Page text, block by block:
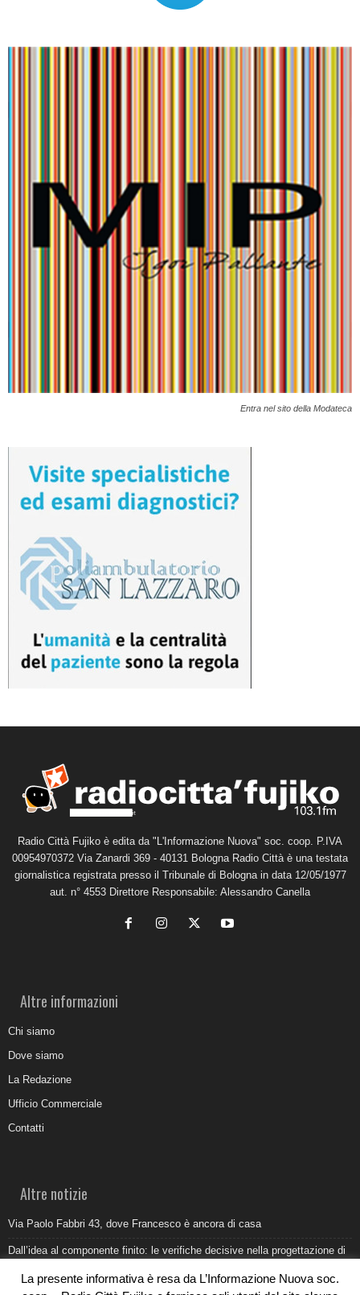
Entra nel sito della Modateca
Radio Città Fujiko è edita da "L'Informazione Nuova" soc. coop. P.IVA
00954970372 Via Zanardi 369 - 40131 Bologna Radio Città è una testata
giornalistica registrata presso il Tribunale di Bologna in data 12/05/1977
aut. n° 4553 Direttore Responsabile: Alessandro Canella
Altre informazioni
Chi siamo
Dove siamo
La Redazione
Ufficio Commerciale
Contatti
Altre notizie
Via Paolo Fabbri 43, dove Francesco è ancora di casa
Dall’idea al componente finito: le verifiche decisive nella progettazione di
La presente informativa è resa da L’Informazione Nuova soc.